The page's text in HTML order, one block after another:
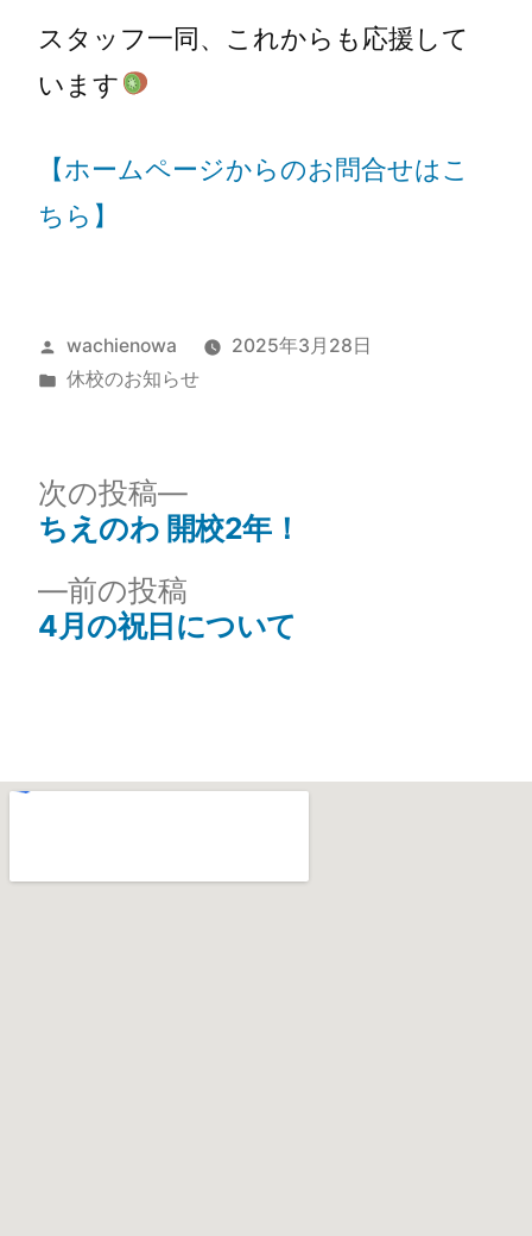
スタッフ一同、これからも応援して
います
【ホームページからのお問合せはこ
ちら】
wachienowa
2025年3月28日
休校のお知らせ
前の投稿
4月の祝日について
次の投稿
ちえのわ 開校2年！